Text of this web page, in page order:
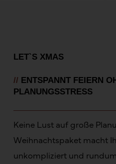
LET`S XMAS
// ENTSPANNT FEIERN
PLANUNGSSTRESS
Keine Lust auf große
Weihnachtspaket macht
unkompliziert und